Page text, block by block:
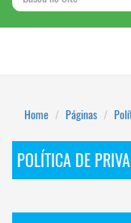
Home Páginas
POLÍTICA DE